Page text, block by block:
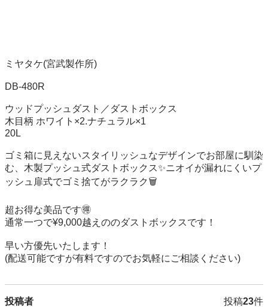
ミヤタケ(宮武製作所)
DB-480R
ウッドプッシュダスト／ダストボックス
木目柄 ホワイト×2.ナチュラル×1
20L
ゴミ箱に見えないスタイリッシュなデザインでお部屋に馴染
む、木製プッシュ式ダストボックス✨ニオイが漏れにくいプ
ッシュ扉式でゴミ捨てがラクラク🗑️
超お得な美品です🉐
通常一つで¥9,000越えののダストボックスです！
早い方優先いたします！
(配送可能ですが有料ですのでお気軽にご相談ください)
投稿者 投稿23件